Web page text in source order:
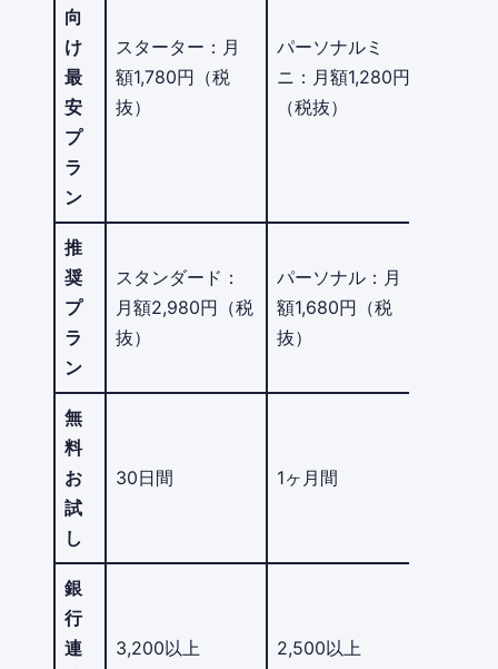
向
け
最
安
プ
ラ
ン
スターター：月
額1,780円（税
抜）
パーソナルミ
ニ：月額1,280円
（税抜）
推
奨
プ
ラ
ン
スタンダード：
月額2,980円（税
抜）
パーソナル：月
額1,680円（税
抜）
無
料
お
試
し
30日間 1ヶ月間
銀
行
連
3,200以上 2,500以上